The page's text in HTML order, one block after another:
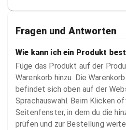
Fragen und Antworten
Wie kann ich ein Produkt
Füge das Produkt auf der
Warenkorb hinzu. Die
befindet sich oben auf der
Sprachauswahl. Beim Klicken
Seitenfenster, in dem du die
prüfen und zur Bestellung